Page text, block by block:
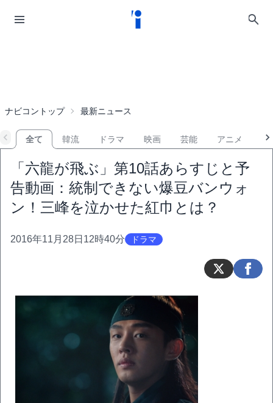
ナビコントップ 最新ニュース
全て 韓流 ドラマ 映画 芸能 アニメ
「六龍が飛ぶ」第10話あらすじと予
告動画：統制できない爆豆バンウォ
ン！三峰を泣かせた紅巾とは？
2016年11月28日12時40分 ドラマ